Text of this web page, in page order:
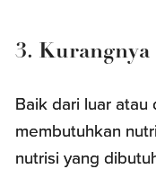
3.
Baik dari luar atau
membutuhkan
nutrisi yang